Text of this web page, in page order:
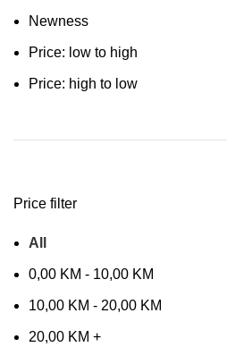
Newness
Price: low to high
Price: high to low
Price filter
All
0,00 KM - 10,00 KM
10,00 KM - 20,00 KM
20,00 KM +